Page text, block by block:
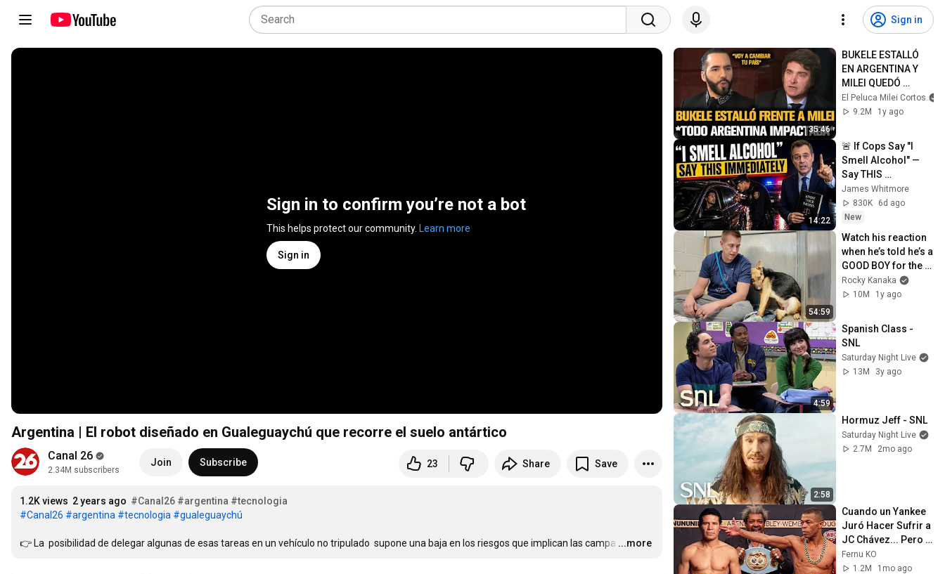
Sign in
Sign in to confirm you’re not a bot
This helps protect our community. Learn more
Sign in
Argentina | El robot diseñado en Gualeguaychú que recorre el suelo antártico
Canal 26
2.34M subscribers
Join Subscribe 23 Share Save
1.2K views 2 years ago #Canal26 #argentina #tecnologia
#Canal26 #argentina #tecnologia #gualeguaychú
👉 La  posibilidad de delegar algunas de esas tareas en un vehículo no tripulado  supone una baja en los riesgos que implican las campa …
...more
35:46
BUKELE ESTALLÓ
EN ARGENTINA Y
MILEI QUEDÓ
IMPACTADO
El Peluca Milei Cortos
9.2M
1y ago
14:22
🚨 If Cops Say "I
Smell Alcohol" —
Say THIS
Immediately (It's a
Trap)
James Whitmore
830K
6d ago
New
54:59
Watch his reaction
when he’s told he’s a
GOOD BOY for the
first time 🥹
Rocky Kanaka
10M
1y ago
4:59
Spanish Class -
SNL
Saturday Night Live
13M
3y ago
2:58
Hormuz Jeff - SNL
Saturday Night Live
2.7M
2mo ago
Cuando un Yankee
Juró Hacer Sufrir a
JC Chávez... Pero
le Dió la Paliza del
Año!
Fernu KO
1.2M
1mo ago